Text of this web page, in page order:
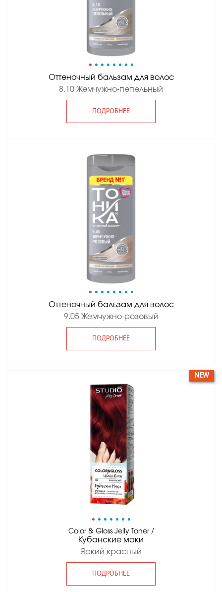
• • • • • • • •
Оттеночный бальзам для волос
8.10 Жемчужно-пепельный
ПОДРОБНЕЕ
• • • • • • • •
Оттеночный бальзам для волос
9.05 Жемчужно-розовый
ПОДРОБНЕЕ
• • • • • • •
Color & Gloss Jelly Toner /
Кубанские маки
Яркий красный
ПОДРОБНЕЕ
NEW